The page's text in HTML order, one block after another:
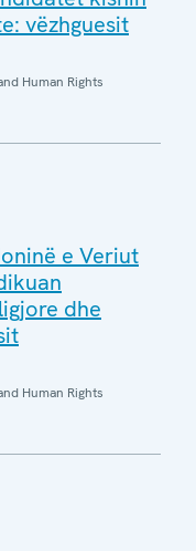
vëzhguesit
Human Rights
e Veriut
dhe
Human Rights